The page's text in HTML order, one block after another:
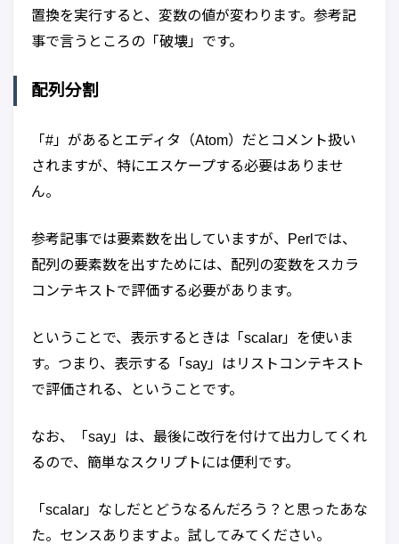
置換を実行すると、変数の値が変わります。参考記
事で言うところの「破壊」です。
配列分割
「#」があるとエディタ（Atom）だとコメント扱い
されますが、特にエスケープする必要はありませ
ん。
参考記事では要素数を出していますが、Perlでは、
配列の要素数を出すためには、配列の変数をスカラ
コンテキストで評価する必要があります。
ということで、表示するときは「scalar」を使いま
す。つまり、表示する「say」はリストコンテキスト
で評価される、ということです。
なお、「say」は、最後に改行を付けて出力してくれ
るので、簡単なスクリプトには便利です。
「scalar」なしだとどうなるんだろう？と思ったあな
た。センスありますよ。試してみてください。